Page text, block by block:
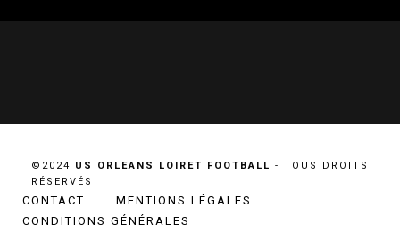
©2024 US ORLEANS LOIRET FOOTBALL - TOUS DROITS
RÉSERVÉS
CONTACT
MENTIONS LÉGALES
CONDITIONS GÉNÉRALES